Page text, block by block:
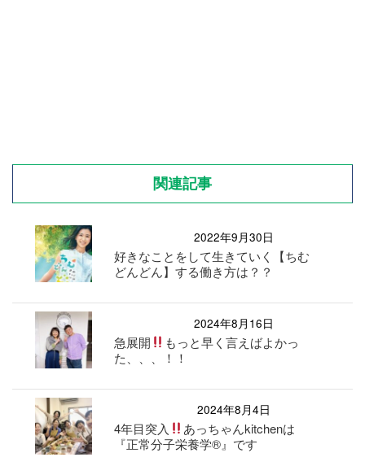
関連記事
2022年9月30日
好きなことをして生きていく【ちむ
どんどん】する働き方は？？
2024年8月16日
急展開
もっと早く言えばよかっ
た、、、！！
2024年8月4日
4年目突入
あっちゃんkitchenは
『正常分子栄養学®️』です